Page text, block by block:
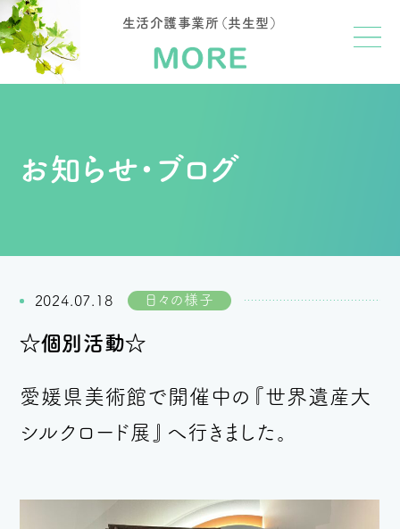
生活介護事業所（共生型）
お知らせ・ブログ
2024.07.18 日々の様子
☆個別活動☆
愛媛県美術館で開催中の『世界遺産大
シルクロード展』へ行きました。